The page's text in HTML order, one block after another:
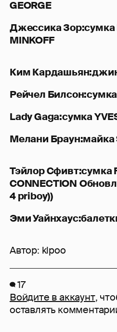
GEORGE
Джессика Зор:сумка
MINKOFF
Ким
Рейчел
Lady Gaga:сумка
Мелани Браун:майка
Тэйлор Сфивт:сумка
CONNECTION
4 priboy))
Эми
Автор: klpoo
17
Войдите в аккаунт,
оставлять